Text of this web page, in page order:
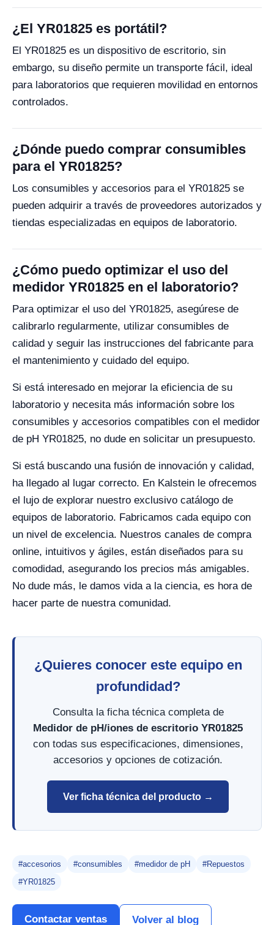
¿El YR01825 es portátil?
El YR01825 es un dispositivo de escritorio, sin
embargo, su diseño permite un transporte fácil, ideal
para laboratorios que requieren movilidad en entornos
controlados.
¿Dónde puedo comprar consumibles
para el YR01825?
Los consumibles y accesorios para el YR01825 se
pueden adquirir a través de proveedores autorizados y
tiendas especializadas en equipos de laboratorio.
¿Cómo puedo optimizar el uso del
medidor YR01825 en el laboratorio?
Para optimizar el uso del YR01825, asegúrese de
calibrarlo regularmente, utilizar consumibles de
calidad y seguir las instrucciones del fabricante para
el mantenimiento y cuidado del equipo.
Si está interesado en mejorar la eficiencia de su
laboratorio y necesita más información sobre los
consumibles y accesorios compatibles con el medidor
de pH YR01825, no dude en solicitar un presupuesto.
Si está buscando una fusión de innovación y calidad,
ha llegado al lugar correcto. En Kalstein le ofrecemos
el lujo de explorar nuestro exclusivo catálogo de
equipos de laboratorio. Fabricamos cada equipo con
un nivel de excelencia. Nuestros canales de compra
online, intuitivos y ágiles, están diseñados para su
comodidad, asegurando los precios más amigables.
No dude más, le damos vida a la ciencia, es hora de
hacer parte de nuestra comunidad.
¿Quieres conocer este equipo en
profundidad?
Consulta la ficha técnica completa de
Medidor de pH/iones de escritorio YR01825
con todas sus especificaciones, dimensiones,
accesorios y opciones de cotización.
Ver ficha técnica del producto →
#accesorios #consumibles #medidor de pH
#Repuestos
#YR01825
Contactar ventas Volver al blog